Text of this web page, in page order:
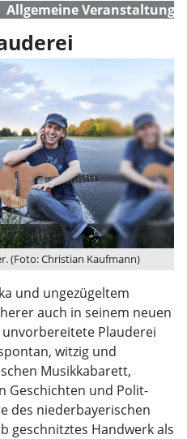
Allgemeine
(Foto: Christian Kaufmann)
und ungezügeltem
auch in seinem neuen
Plauderei
witzig und
Musikkabarett,
Geschichten und Polit-
des niederbayerischen
geschnitztes Handwerk als